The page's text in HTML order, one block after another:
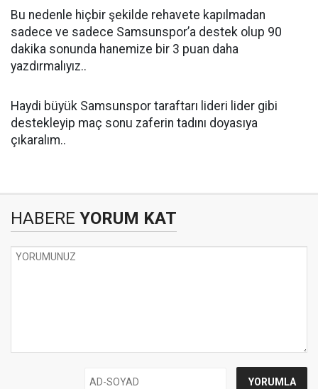
Bu nedenle hiçbir şekilde rehavete kapılmadan
sadece ve sadece Samsunspor’a destek olup 90
dakika sonunda hanemize bir 3 puan daha
yazdırmalıyız..
Haydi büyük Samsunspor taraftarı lideri lider gibi
destekleyip maç sonu zaferin tadını doyasıya
çıkaralım..
HABERE YORUM KAT